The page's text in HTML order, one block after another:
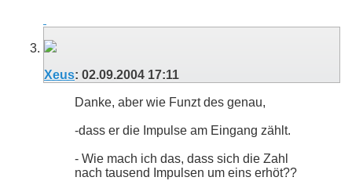
Xeus: 02.09.2004 17:11
Danke, aber wie Funzt des genau,
-dass er die Impulse am Eingang zählt.
- Wie mach ich das, dass sich die Zahl
nach tausend Impulsen um eins erhöt??